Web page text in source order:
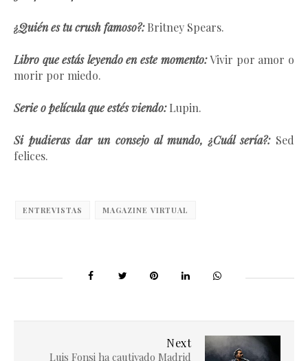
¿Quién es tu crush famoso?:Britney Spears.
Libro que estás leyendo en este momento:Vivir por amor o
morir por miedo.
Serie o película que estés viendo:Lupin.
Si pudieras dar un consejo al mundo, ¿Cuál sería?:Sed
felices.
ENTREVISTAS MAGAZINE VIRTUAL
Next
Luis Fonsi ha cautivado Madrid